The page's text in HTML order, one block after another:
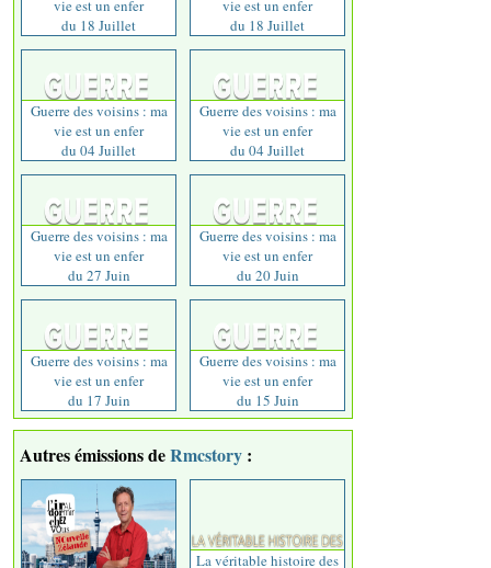
vie est un enfer
du 18 Juillet
vie est un enfer
du 18 Juillet
Guerre des voisins : ma
vie est un enfer
du 04 Juillet
Guerre des voisins : ma
vie est un enfer
du 04 Juillet
Guerre des voisins : ma
vie est un enfer
du 27 Juin
Guerre des voisins : ma
vie est un enfer
du 20 Juin
Guerre des voisins : ma
vie est un enfer
du 17 Juin
Guerre des voisins : ma
vie est un enfer
du 15 Juin
Autres émissions deRmcstory :
La véritable histoire des